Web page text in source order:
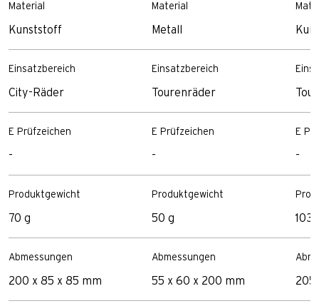
Material
Kunststoff
Einsatzbereich
City-Räder
E Prüfzeichen
-
Produktgewicht
70 g
Abmessungen
200 x 85 x 85 mm
Material
Metall
Einsatzbereich
Tourenräder
E Prüfzeichen
-
Produktgewicht
50 g
Abmessungen
55 x 60 x 200 mm
E
-
103
205